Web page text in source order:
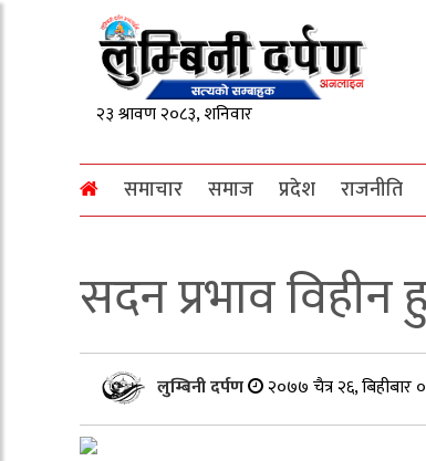
समाचार समाज प्रदेश राजनीति
सदन प्रभाव
लुम्बिनी दर्पण २०७७ चैत्र २६, बिहीबार